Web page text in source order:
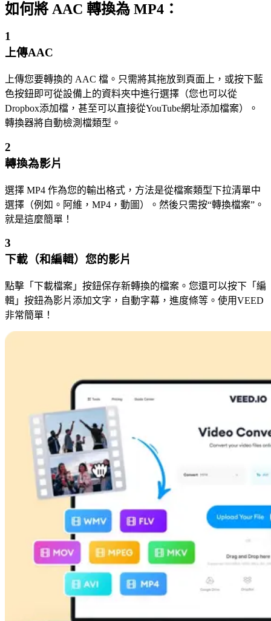
如何將 AAC 轉換為 MP4：
1
上傳AAC
上傳您要轉換的 AAC 檔。只需將其拖放到頁面上，或按下藍
色按鈕即可從設備上的資料夾中進行選擇（您也可以從
Dropbox添加檔，甚至可以直接從YouTube網址添加檔案）。
轉換器將自動檢測檔類型。
2
轉換為影片
選擇 MP4 作為您的輸出格式，方法是從檔案類型下拉清單中
選擇（例如。阿維，MP4，動圖）。然後只需按“轉換檔案”。
就是這麼簡單！
3
下載（和編輯）您的影片
點擊「下載檔案」按鈕保存新轉換的檔案。您還可以按下「編
輯」按鈕為影片添加文字，自動字幕，進度條等。使用VEED
非常簡單！